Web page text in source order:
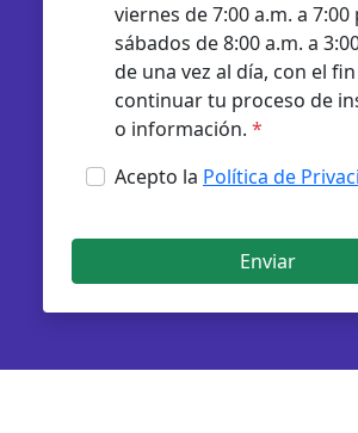
viernes de 7:00 a.m. a 7:00
sábados de 8:00 a.m. a
de una vez al día, con el
continuar tu proceso de
o información. *
Acepto la Política de
Enviar